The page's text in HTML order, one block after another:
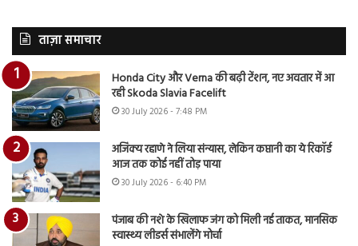
ताज़ा समाचार
Honda City और Verna की बढ़ी टेंशन, नए अवतार में आ
रही Skoda Slavia Facelift
30 July 2026 - 7:48 PM
अजिंक्य रहाणे ने लिया संन्यास, लेकिन कप्तानी का ये रिकॉर्ड
आज तक कोई नहीं तोड़ पाया
30 July 2026 - 6:40 PM
पंजाब की नशे के खिलाफ जंग को मिली नई ताकत, मानसिक
स्वास्थ्य लीडर्स संभालेंगे मोर्चा